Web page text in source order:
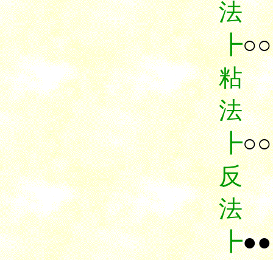
法
┣
粘
法
┣
反
法
┣